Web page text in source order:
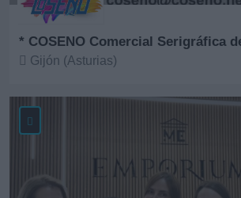
* COSENO Comercial Serigráfica
Gijón (Asturias)